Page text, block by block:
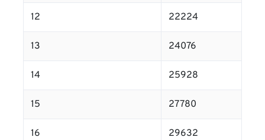
12 22224
13 24076
14 25928
15 27780
16 29632